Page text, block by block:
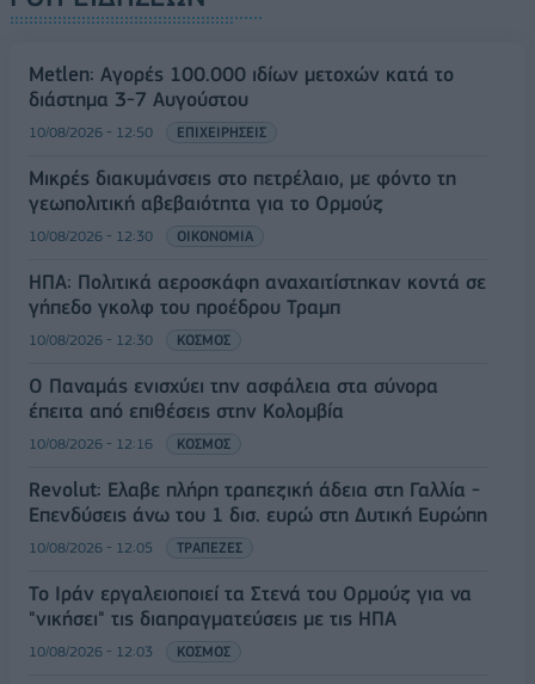
Metlen: Αγορές 100.000 ιδίων μετοχών κατά το
διάστημα 3-7 Αυγούστου
10/08/2026 - 12:50 ΕΠΙΧΕΙΡΗΣΕΙΣ
Μικρές διακυμάνσεις στο πετρέλαιο, με φόντο τη
γεωπολιτική αβεβαιότητα για το Ορμούζ
10/08/2026 - 12:30 ΟΙΚΟΝΟΜΙΑ
ΗΠΑ: Πολιτικά αεροσκάφη αναχαιτίστηκαν κοντά σε
γήπεδο γκολφ του προέδρου Τραμπ
10/08/2026 - 12:30 ΚΟΣΜΟΣ
Ο Παναμάς ενισχύει την ασφάλεια στα σύνορα
έπειτα από επιθέσεις στην Κολομβία
10/08/2026 - 12:16 ΚΟΣΜΟΣ
Revolut: Ελαβε πλήρη τραπεζική άδεια στη Γαλλία -
Επενδύσεις άνω του 1 δισ. ευρώ στη Δυτική Ευρώπη
10/08/2026 - 12:05 ΤΡΑΠΕΖΕΣ
Το Ιράν εργαλειοποιεί τα Στενά του Ορμούζ για να
"νικήσει" τις διαπραγματεύσεις με τις ΗΠΑ
10/08/2026 - 12:03 ΚΟΣΜΟΣ